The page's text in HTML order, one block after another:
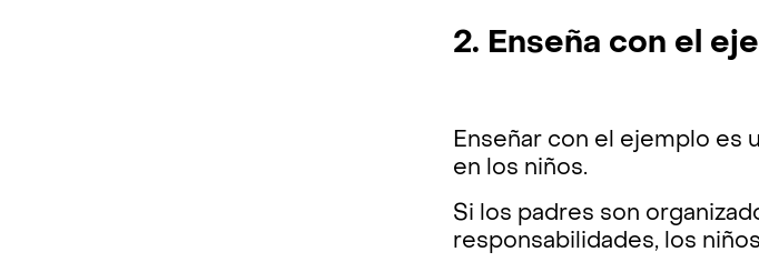
2. Enseña con el
Enseñar con el ejemplo es
en los niños.
Si los padres son
responsabilidades, los